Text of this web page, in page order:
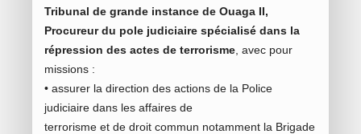
Tribunal de grande instance de Ouaga II,
Procureur du pole judiciaire spécialisé dans la
répression des actes de terrorisme , avec pour
missions :
• assurer la direction des actions de la Police
judiciaire dans les affaires de
terrorisme et de droit commun notamment la Brigade